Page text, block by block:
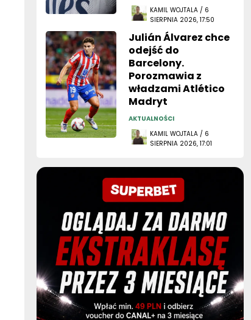
KAMIL WOJTALA / 6
SIERPNIA 2026, 17:50
Julián Álvarez chce
odejść do
Barcelony.
Porozmawia z
władzami Atlético
Madryt
AKTUALNOŚCI
KAMIL WOJTALA / 6
SIERPNIA 2026, 17:01